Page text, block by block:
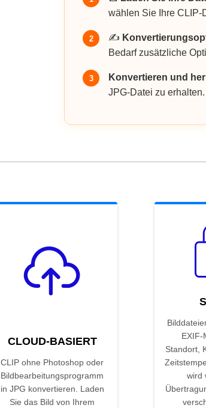
wählen Sie Ihre CLIP-
2 ✍️
Bedarf zusätzliche
3 Konvertieren und
JPG-Datei zu erhalten.
CLOUD-BASIERT
CLIP ohne Photoshop oder
Bildbearbeitungsprogramm
in JPG konvertieren. Laden
Sie das Bild von Ihrem
EXIF-
Standort,
wird